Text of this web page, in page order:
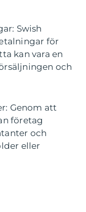
Swish
för
kan vara en
och
Genom att
företag
och
eller